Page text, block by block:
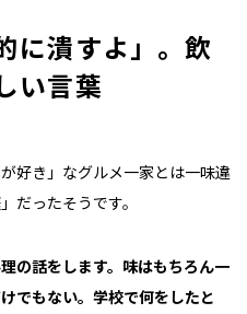
に潰すよ」。飲
い言葉
好き」なグルメ一家とは一味違
だったそうです。
の話をします。味はもちろん一
でもない。学校で何をしたと